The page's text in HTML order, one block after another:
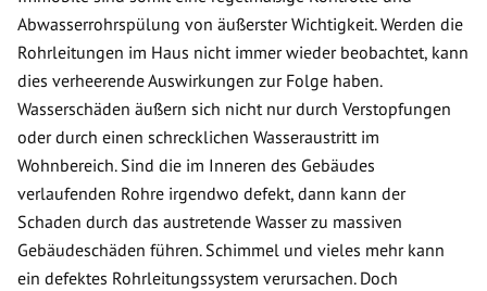
Abwasserrohrspülung von äußerster Wichtigkeit. Werden die
Rohrleitungen im Haus nicht immer wieder beobachtet, kann
dies verheerende Auswirkungen zur Folge haben.
Wasserschäden äußern sich nicht nur durch Verstopfungen
oder durch einen schrecklichen Wasseraustritt im
Wohnbereich. Sind die im Inneren des Gebäudes
verlaufenden Rohre irgendwo defekt, dann kann der
Schaden durch das austretende Wasser zu massiven
Gebäudeschäden führen. Schimmel und vieles mehr kann
ein defektes Rohrleitungssystem verursachen. Doch